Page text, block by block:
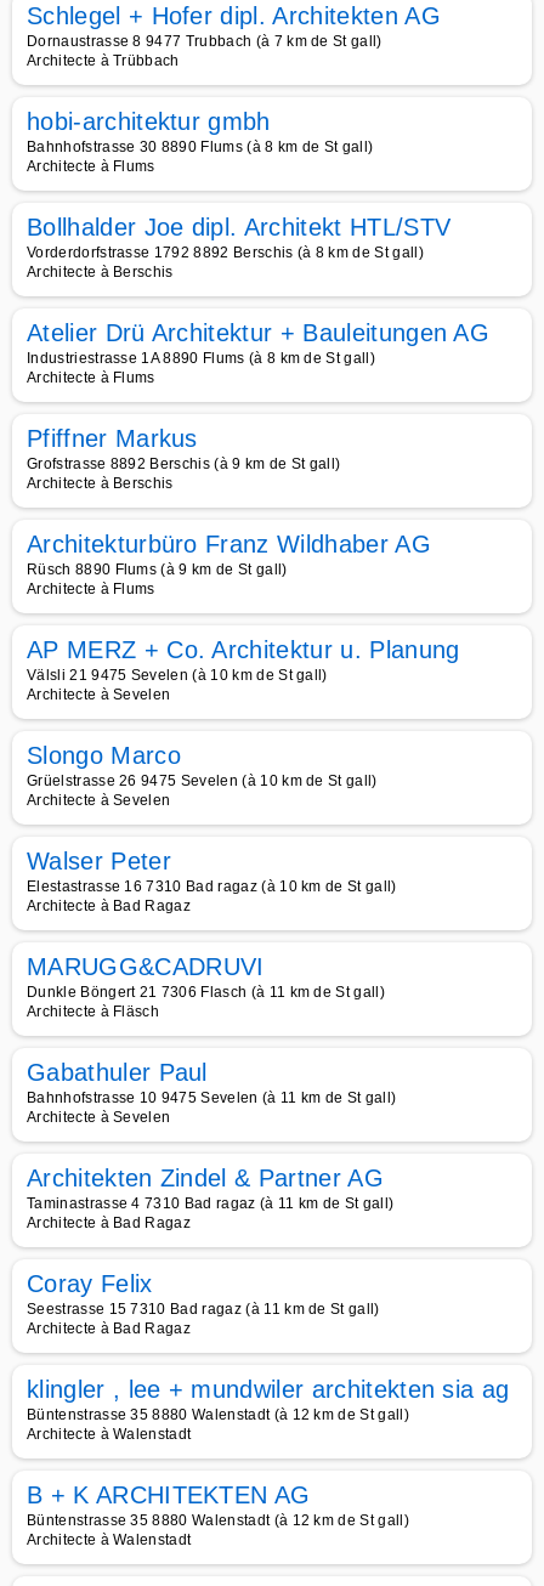
Schlegel + Hofer dipl. Architekten AG
Dornaustrasse 8 9477 Trubbach (à 7 km de St gall)
Architecte à Trübbach
hobi-architektur gmbh
Bahnhofstrasse 30 8890 Flums (à 8 km de St gall)
Architecte à Flums
Bollhalder Joe dipl. Architekt HTL/STV
Vorderdorfstrasse 1792 8892 Berschis (à 8 km de St gall)
Architecte à Berschis
Atelier Drü Architektur + Bauleitungen AG
Industriestrasse 1A 8890 Flums (à 8 km de St gall)
Architecte à Flums
Pfiffner Markus
Grofstrasse 8892 Berschis (à 9 km de St gall)
Architecte à Berschis
Architekturbüro Franz Wildhaber AG
Rüsch 8890 Flums (à 9 km de St gall)
Architecte à Flums
AP MERZ + Co. Architektur u. Planung
Välsli 21 9475 Sevelen (à 10 km de St gall)
Architecte à Sevelen
Slongo Marco
Grüelstrasse 26 9475 Sevelen (à 10 km de St gall)
Architecte à Sevelen
Walser Peter
Elestastrasse 16 7310 Bad ragaz (à 10 km de St gall)
Architecte à Bad Ragaz
MARUGG&CADRUVI
Dunkle Böngert 21 7306 Flasch (à 11 km de St gall)
Architecte à Fläsch
Gabathuler Paul
Bahnhofstrasse 10 9475 Sevelen (à 11 km de St gall)
Architecte à Sevelen
Architekten Zindel & Partner AG
Taminastrasse 4 7310 Bad ragaz (à 11 km de St gall)
Architecte à Bad Ragaz
Coray Felix
Seestrasse 15 7310 Bad ragaz (à 11 km de St gall)
Architecte à Bad Ragaz
klingler , lee + mundwiler architekten sia ag
Büntenstrasse 35 8880 Walenstadt (à 12 km de St gall)
Architecte à Walenstadt
B + K ARCHITEKTEN AG
Büntenstrasse 35 8880 Walenstadt (à 12 km de St gall)
Architecte à Walenstadt